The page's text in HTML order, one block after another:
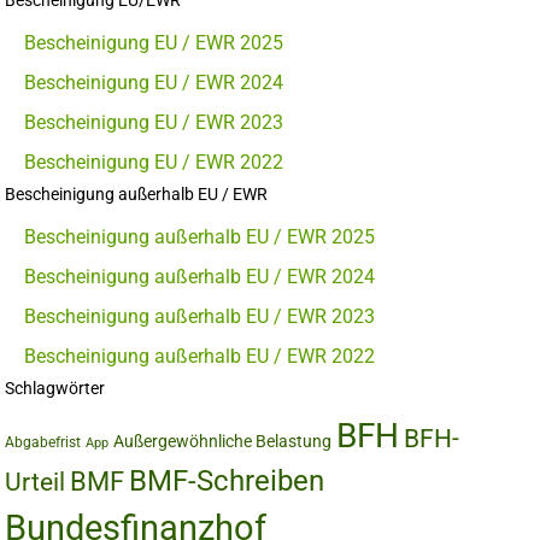
Bescheinigung EU / EWR 2025
Bescheinigung EU / EWR 2024
Bescheinigung EU / EWR 2023
Bescheinigung EU / EWR 2022
Bescheinigung außerhalb EU / EWR
Bescheinigung außerhalb EU / EWR 2025
Bescheinigung außerhalb EU / EWR 2024
Bescheinigung außerhalb EU / EWR 2023
Bescheinigung außerhalb EU / EWR 2022
Schlagwörter
Abgabefrist App Außergewöhnliche Belastung BFH BFH-
Urteil BMF BMF-Schreiben
Bundesfinanzhof